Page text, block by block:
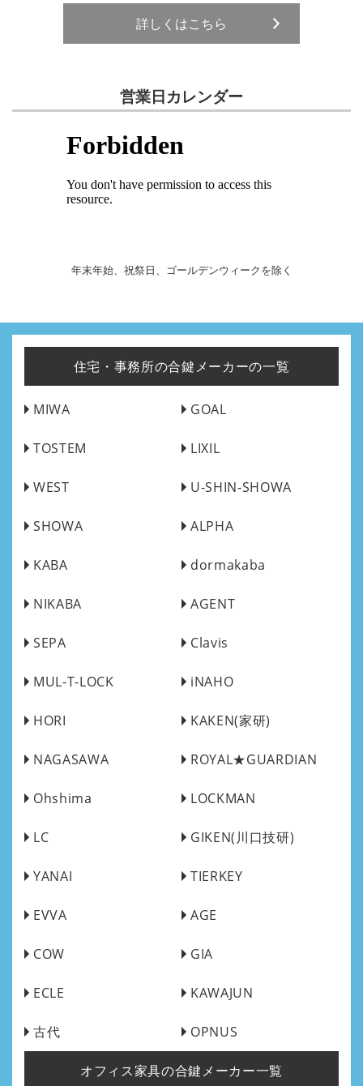
詳しくはこちら
営業日カレンダー
年末年始、祝祭日、ゴールデンウィークを除く
住宅・事務所の合鍵メーカーの一覧
MIWA GOAL
TOSTEM LIXIL
WEST U-SHIN-SHOWA
SHOWA ALPHA
KABA dormakaba
NIKABA AGENT
SEPA Clavis
MUL-T-LOCK iNAHO
HORI KAKEN(家研)
NAGASAWA ROYAL★GUARDIAN
Ohshima LOCKMAN
LC GIKEN(川口技研)
YANAI TIERKEY
EVVA AGE
COW GIA
ECLE KAWAJUN
古代 OPNUS
オフィス家具の合鍵メーカー一覧